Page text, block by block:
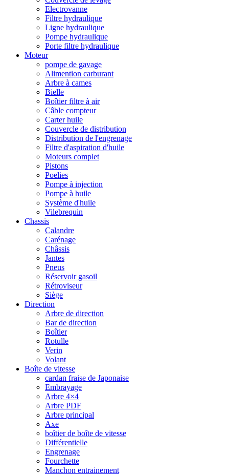
Electrovanne
Filtre hydraulique
Ligne hydraulique
Pompe hydraulique
Porte filtre hydraulique
Moteur
pompe de gavage
Alimention carburant
Arbre à cames
Bielle
Boîtier filtre à air
Câble compteur
Carter huile
Couvercle de distribution
Distribution de l'engrenage
Filtre d'aspiration d'huile
Moteurs complet
Pistons
Poelies
Pompe à injection
Pompe à huile
Système d'huile
Vilebrequin
Chassis
Calandre
Carénage
Châssis
Jantes
Pneus
Réservoir gasoil
Rétroviseur
Siège
Direction
Arbre de direction
Bar de direction
Boîtier
Rotulle
Verin
Volant
Boîte de vitesse
cardan fraise de Japonaise
Embrayage
Arbre 4×4
Arbre PDF
Arbre principal
Axe
boîtier de boîte de vitesse
Différentielle
Engrenage
Fourchette
Manchon entrainement